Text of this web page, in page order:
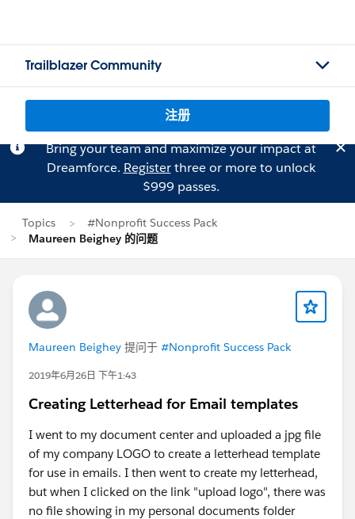
Trailblazer Community
注册
Bring your team and maximize your impact at
Dreamforce. Registerthree or more to unlock
$999 passes.
Topics
#Nonprofit Success Pack
Maureen Beighey 的问题
Maureen Beighey 提问于 #Nonprofit Success Pack
2019年6月26日 下午1:43
Creating Letterhead for Email templates
I went to my document center and uploaded a jpg file
of my company LOGO to create a letterhead template
for use in emails. I then went to create my letterhead,
but when I clicked on the link "upload logo", there was
no file showing in my personal documents folder